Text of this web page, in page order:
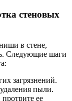
стеновых
в стене,
Следующие шаги
загрязнений.
пыли.
ее